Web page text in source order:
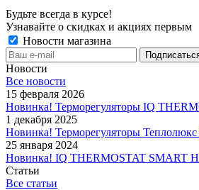
Будьте всегда в курсе!
Узнавайте о скидках и акциях первым
Новости магазина
Новости
Все новости
15 февраля 2026
Новинка! Терморегуляторы IQ
1 декабря 2025
Новинка! Терморегуляторы Теплолюкс
25 января 2024
Новинка! IQ THERMOSTAT SMART
Статьи
Все статьи